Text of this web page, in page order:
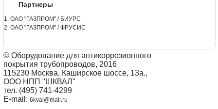
Партнеры
1. ОАО "ГАЗПРОМ" / БИУРС
2. ОАО "ГАЗПРОМ" / ФРУСИС
© Оборудование для антикоррозионного
покрытия трубопроводов, 2016
115230 Москва, Каширское шоссе, 13а.,
ООО НПП "ШКВАЛ"
тел. (495) 741-4299
E-mail: 6kval@mail.ru